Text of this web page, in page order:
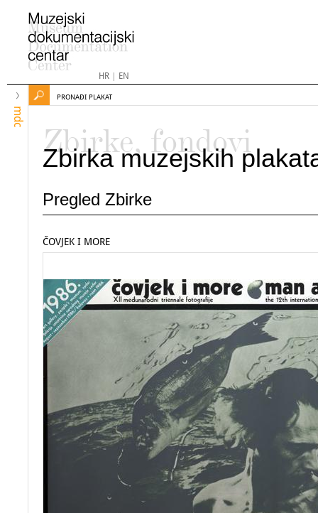
HR| EN
mdc
PRONAĐI PLAKAT
Zbirke, fondovi
Zbirka muzejskih
Pregled Zbirke
ČOVJEK I MORE